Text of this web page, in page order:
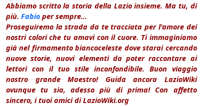
Abbiamo scritto la storia della Lazio insieme. Ma tu, di
più. Fabio per sempre...
Proseguiremo la strada da te tracciata per l'amore dei
nostri colori che tu amavi con il cuore. Ti immaginiamo
già nel firmamento biancoceleste dove starai cercando
nuove storie, nuovi elementi da poter raccontare ai
lettori con il tuo stile inconfondibile. Buon viaggio
nostro grande Maestro! Guida ancora LazioWiki
ovunque tu sia, adesso più di prima! Con affetto
sincero, i tuoi amici di LazioWiki.org